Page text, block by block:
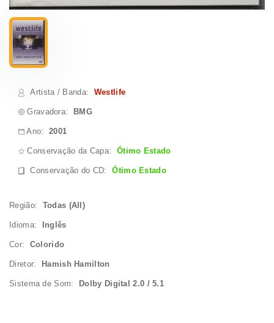
Artista / Banda: Westlife
Gravadora: BMG
Ano:2001
Conservação da Capa: Ótimo Estado
Conservação do CD:Ótimo Estado
Região: Todas (All)
Idioma: Inglês
Cor: Colorido
Diretor: Hamish Hamilton
Sistema de Som: Dolby Digital 2.0 / 5.1